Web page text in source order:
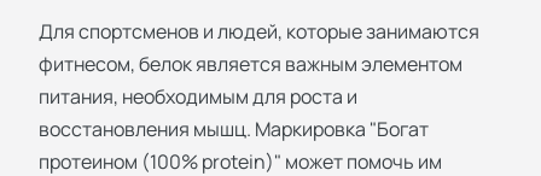
Для спортсменов и людей, которые занимаются
фитнесом, белок является важным элементом
питания, необходимым для роста и
восстановления мышц. Маркировка "Богат
протеином (100% protein)" может помочь им